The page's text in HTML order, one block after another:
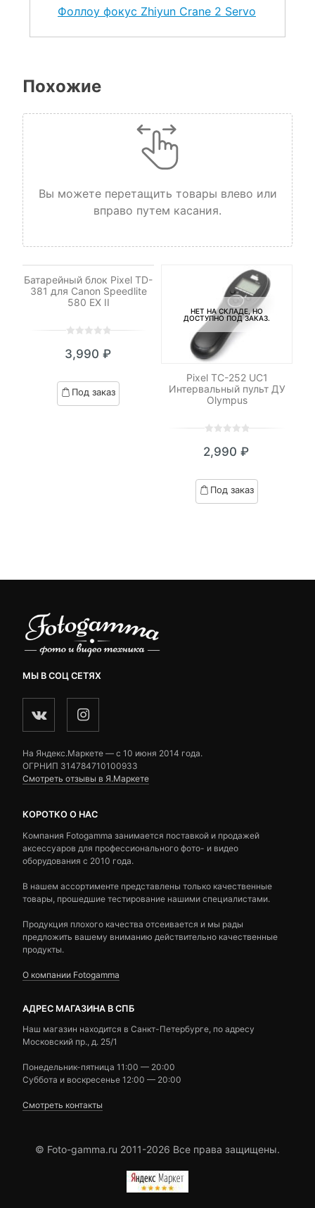
Фоллоу фокус Zhiyun Crane 2 Servo
Похожие
Вы можете перетащить товары влево или
вправо путем касания.
Батарейный блок Pixel TD-
381 для Canon Speedlite
580 EX II
out
based
on
3,990 ₽
Под заказ
НЕТ НА СКЛАДЕ, НО
ДОСТУПНО ПОД ЗАКАЗ.
Pixel TC-252 UC1
Интервальный пульт ДУ
Olympus
out
based
on
2,990 ₽
Под заказ
МЫ В СОЦ СЕТЯХ
На Яндекс.Маркете — c 10 июня 2014 года.
ОГРНИП 314784710100933
Смотреть отзывы в Я.Маркете
КОРОТКО О НАС
Компания Fotogamma занимается поставкой и продажей
аксессуаров для профессионального фото- и видео
оборудования с 2010 года.
В нашем ассортименте представлены только качественные
товары, прошедшие тестирование нашими специалистами.
Продукция плохого качества отсеивается и мы рады
предложить вашему вниманию действительно качественные
продукты.
О компании Fotogamma
АДРЕС МАГАЗИНА В СПБ
Наш магазин находится в Санкт-Петербурге, по адресу
Московский пр., д. 25/1
Понедельник-пятница 11:00 — 20:00
Суббота и воскресенье 12:00 — 20:00
Смотреть контакты
© Foto-gamma.ru 2011-2026 Все права защищены.